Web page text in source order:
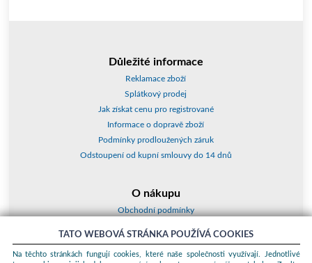
Důležité informace
Reklamace zboží
Splátkový prodej
Jak získat cenu pro registrované
Informace o dopravě zboží
Podmínky prodloužených záruk
Odstoupení od kupní smlouvy do 14 dnů
O nákupu
Obchodní podmínky
Kontakty a adresy
TATO WEBOVÁ STRÁNKA POUŽÍVÁ COOKIES
Na těchto stránkách fungují cookies, které naše společnosti využívají. Jednotlivé